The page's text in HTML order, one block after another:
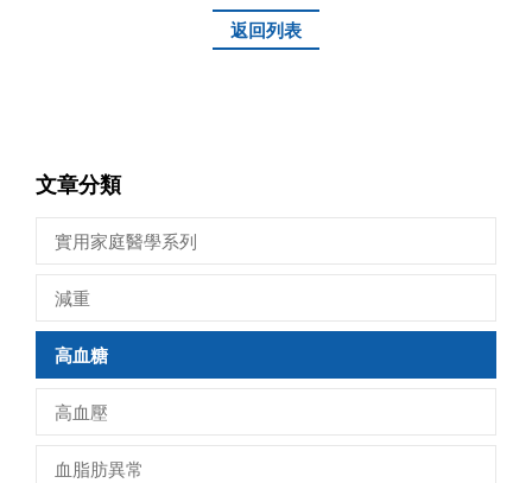
返回列表
文章分類
實用家庭醫學系列
減重
高血糖
高血壓
血脂肪異常